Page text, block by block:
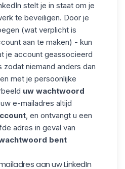
stelt je in staat om je
te beveiligen. Door je
(wat verplicht is
aan te maken) - kun
je account geassocieerd
niemand anders dan
met je persoonlijke
uw wachtwoord
e-mailadres altijd
, en ontvangt u een
adres in geval van
bent
aan uw LinkedIn